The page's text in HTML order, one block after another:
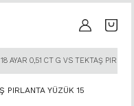
18 AYAR 0,51 CT G VS TEKTAŞ